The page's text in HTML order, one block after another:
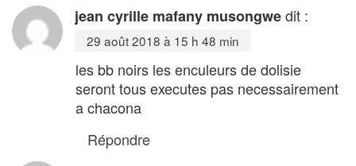
jean cyrille mafany musongwedit :
29 août 2018 à 15 h 48 min
les bb noirs les enculeurs de dolisie
seront tous executes pas necessairement
a chacona
Répondre